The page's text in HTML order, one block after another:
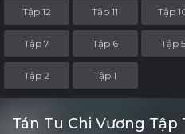
Tập 12 Tập 11 Tập
Tập 7 Tập 6 Tập 5
Tập 2 Tập 1
Tán Tu Chi Vương Tập